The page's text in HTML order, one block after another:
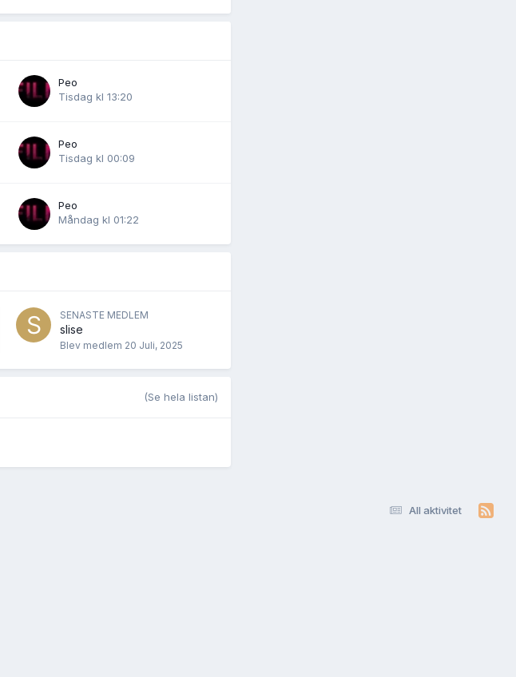
Peo
Tisdag kl 13:20
Peo
Tisdag kl 00:09
Peo
Måndag kl 01:22
SENASTE MEDLEM
slise
Blev medlem 20 Juli, 2025
(Se hela listan)
All aktivitet